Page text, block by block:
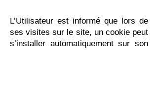
L’Utilisateur est informé que lors de
ses visites sur le site, un cookie peut
s’installer automatiquement sur son